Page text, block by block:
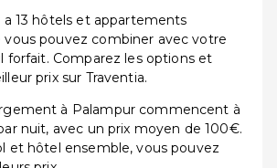
a 13 hôtels et appartements
vous pouvez combiner avec votre
forfait. Comparez les options et
prix sur Traventia.
à Palampur commencent à
nuit, avec un prix moyen de 100€.
et hôtel ensemble, vous pouvez